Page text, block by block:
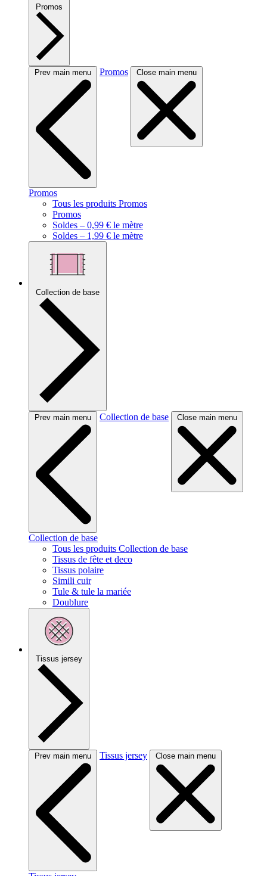
Promos
Prev main menu Promos Close main menu
Promos
Tous les produits Promos
Promos
Soldes – 0,99 € le mètre
Soldes – 1,99 € le mètre
Collection de base
Prev main menu Collection de base Close main menu
Collection de base
Tous les produits Collection de base
Tissus de fête et deco
Tissus polaire
Simili cuir
Tule & tule la mariée
Doublure
Tissus jersey
Prev main menu Tissus jersey Close main menu